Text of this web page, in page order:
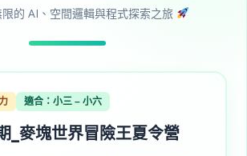
的 AI、空間邏輯與程式探索之旅
適合：小三 – 小六
_麥塊世界冒險王夏令營